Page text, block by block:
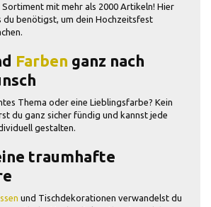
mit mehr als 2000 Artikeln! Hier
du benötigst, um dein Hochzeitsfest
Farben ganz nach
Thema oder eine Lieblingsfarbe? Kein
du ganz sicher fündig und kannst jede
gestalten.
traumhafte
und Tischdekorationen verwandelst du